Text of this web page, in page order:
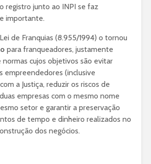
registro junto ao INPI se faz
importante.
de Franquias (8.955/1994) o tornou
para franqueadores, justamente
cujos objetivos são evitar
empreendedores (inclusive
a Justiça, reduzir os riscos de
empresas com o mesmo nome
setor e garantir a preservação
de tempo e dinheiro realizados no
dos negócios.